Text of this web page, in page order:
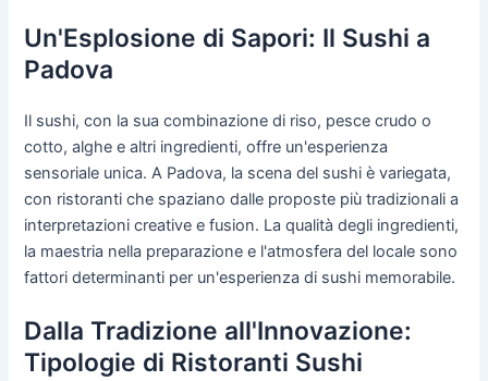
Un'Esplosione di Sapori: Il Sushi a
Padova
Il sushi, con la sua combinazione di riso, pesce crudo o
cotto, alghe e altri ingredienti, offre un'esperienza
sensoriale unica. A Padova, la scena del sushi è variegata,
con ristoranti che spaziano dalle proposte più tradizionali a
interpretazioni creative e fusion. La qualità degli ingredienti,
la maestria nella preparazione e l'atmosfera del locale sono
fattori determinanti per un'esperienza di sushi memorabile.
Dalla Tradizione all'Innovazione:
Tipologie di Ristoranti Sushi